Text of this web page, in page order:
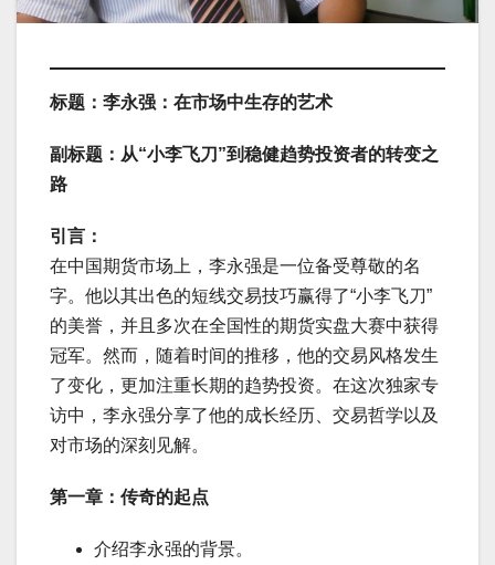
标题：李永强：在市场中生存的艺术
副标题：从“小李飞刀”到稳健趋势投资者的转变之
路
引言：
在中国期货市场上，李永强是一位备受尊敬的名
字。他以其出色的短线交易技巧赢得了“小李飞刀”
的美誉，并且多次在全国性的期货实盘大赛中获得
冠军。然而，随着时间的推移，他的交易风格发生
了变化，更加注重长期的趋势投资。在这次独家专
访中，李永强分享了他的成长经历、交易哲学以及
对市场的深刻见解。
第一章：传奇的起点
介绍李永强的背景。